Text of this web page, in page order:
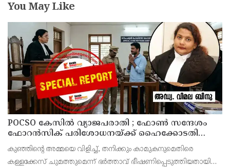
You May Like
POCSO കേസിൽ വ്യാജപരാതി ; ഫോൺ സന്ദേശം
ഫോറൻസിക് പരിശോധനയ്ക്ക് ഹൈക്കോടതി
നിർദേശം; പ്രതിയെ വെറുതെവിട്ട് ആലുവ ഫാസ്റ്റ്
ട്രാക്ക് കോടതി
കുഞ്ഞിന്റെ അമ്മയെ വിളിച്ച്, തനിക്കും കാമുകനുമെതിരെ
കള്ളക്കേസ് ചുമത്തുമെന്ന് ഭർത്താവ് ഭീഷണിപ്പെടുത്തിയതായി